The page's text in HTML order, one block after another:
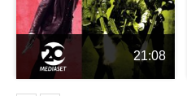
21:08